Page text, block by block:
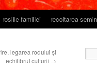
rosiile familiei recoltarea
legarea rodului și
echilibrul culturii →